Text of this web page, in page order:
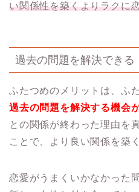
い関係性を築くよりラクに
過去の問題を解決できる
ふたつめのメリットは、ふ
過去の問題を解決する機会
との関係が終わった理由を
ことで、より良い関係を築
恋愛がうまくいかなかった